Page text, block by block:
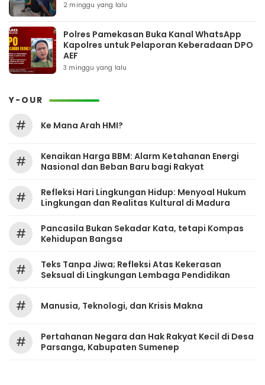
2 minggu yang lalu
Polres Pamekasan Buka Kanal WhatsApp
Kapolres untuk Pelaporan Keberadaan DPO
AEF
3 minggu yang lalu
Y-OUR
# Ke Mana Arah HMI?
#
Kenaikan Harga BBM: Alarm Ketahanan Energi
Nasional dan Beban Baru bagi Rakyat
#
Refleksi Hari Lingkungan Hidup: Menyoal Hukum
Lingkungan dan Realitas Kultural di Madura
#
Pancasila Bukan Sekadar Kata, tetapi Kompas
Kehidupan Bangsa
#
Teks Tanpa Jiwa; Refleksi Atas Kekerasan
Seksual di Lingkungan Lembaga Pendidikan
# Manusia, Teknologi, dan Krisis Makna
#
Pertahanan Negara dan Hak Rakyat Kecil di Desa
Parsanga, Kabupaten Sumenep